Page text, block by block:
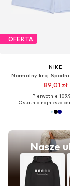
OFERTA
NIKE
Normalny krój
89,01 zł
Pierwotnie:
Ostatnia najniższa
Nasze